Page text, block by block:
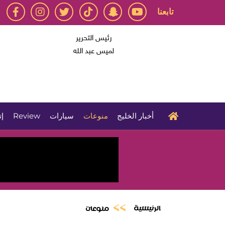
تابعنا
رئيس التحرير
لميس عبد الله
أخبار الخليج منوعات سيارات Review
الرئيسية منوعات